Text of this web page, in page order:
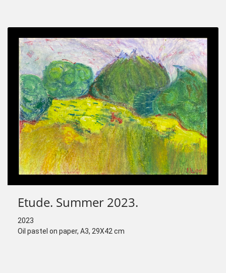
Etude. Summer 2023.
2023
Oil pastel on paper, А3, 29Х42 cm